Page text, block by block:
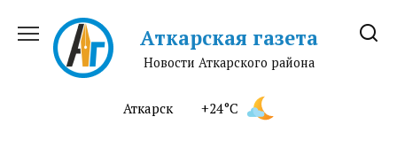
содержанию
Аткарская газета
Новости Аткарского района
Аткарск +24°C